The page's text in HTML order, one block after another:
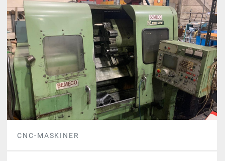
Sortér efter
CNC-MASKINER